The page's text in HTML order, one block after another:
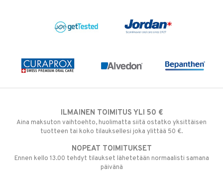
ILMAINEN TOIMITUS YLI 50 €
Aina maksuton vaihtoehto, huolimatta siitä ostatko yksittäisen
tuotteen tai koko tilauksellesi joka ylittää 50 €.
NOPEAT TOIMITUKSET
Ennen kello 13.00 tehdyt tilaukset lähetetään normaalisti samana
päivänä